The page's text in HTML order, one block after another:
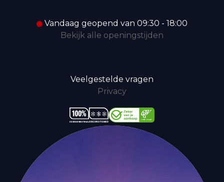
Vandaag geopend van 09:30 - 18:00
Bekijk alle openingstijden
Veelgestelde vragen
Privacy